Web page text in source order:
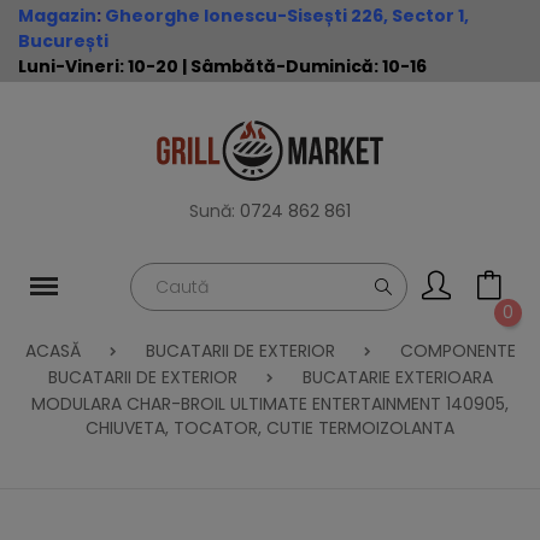
Magazin: Gheorghe Ionescu-Sisești 226, Sector 1,
București
Luni-Vineri: 10-20 | Sâmbătă-Duminică: 10-16
Sună: 0724 862 861
0
ACASĂ
BUCATARII DE EXTERIOR
COMPONENTE
BUCATARII DE EXTERIOR
BUCATARIE EXTERIOARA
MODULARA CHAR-BROIL ULTIMATE ENTERTAINMENT 140905,
CHIUVETA, TOCATOR, CUTIE TERMOIZOLANTA